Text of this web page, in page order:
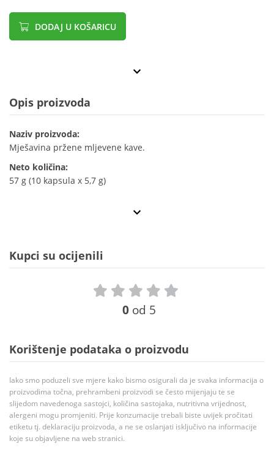
DODAJ U KOŠARICU
Opis proizvoda
Naziv proizvoda:
Mješavina pržene mljevene kave.
Neto količina:
57 g (10 kapsula x 5,7 g)
Kupci su ocijenili
0 od 5
Korištenje podataka o proizvodu
Iako smo poduzeli sve mjere kako bismo osigurali da je svaka informacija o
proizvodima točna, prehrambeni proizvodi se često mijenjaju te se
slijedom navedenoga sastojci, količina sastojaka, nutritivna vrijednost,
alergeni mogu promjeniti. Prije konzumacije trebali biste uvijek pročitati
etiketu tj. deklaraciju proizvoda, a ne se oslanjati isključivo na informacije
koje su objavljene na web stranici.